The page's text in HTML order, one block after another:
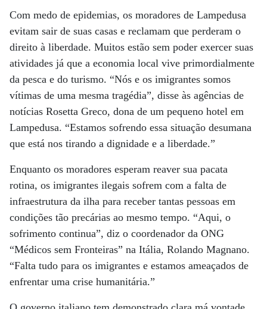
Com medo de epidemias, os moradores de Lampedusa
evitam sair de suas casas e reclamam que perderam o
direito à liberdade. Muitos estão sem poder exercer suas
atividades já que a economia local vive primordialmente
da pesca e do turismo. “Nós e os imigrantes somos
vítimas de uma mesma tragédia”, disse às agências de
notícias Rosetta Greco, dona de um pequeno hotel em
Lampedusa. “Estamos sofrendo essa situação desumana
que está nos tirando a dignidade e a liberdade.”
Enquanto os moradores esperam reaver sua pacata
rotina, os imigrantes ilegais sofrem com a falta de
infraestrutura da ilha para receber tantas pessoas em
condições tão precárias ao mesmo tempo. “Aqui, o
sofrimento continua”, diz o coordenador da ONG
“Médicos sem Fronteiras” na Itália, Rolando Magnano.
“Falta tudo para os imigrantes e estamos ameaçados de
enfrentar uma crise humanitária.”